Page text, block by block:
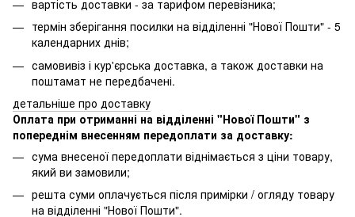
вартість доставки - за тарифом перевізника;
термін зберігання посилки на відділенні "Нової Пошти" - 5
календарних днів;
самовивіз і кур'єрська доставка, а також доставки на
поштамат не передбачені.
детальніше про доставку
Оплата при отриманні на відділенні "Нової Пошти" з
попереднім внесенням передоплати за доставку:
сума внесеної передоплати віднімається з ціни товару,
який ви замовили;
решта суми оплачується після примірки / огляду товару
на відділенні "Нової Пошти".